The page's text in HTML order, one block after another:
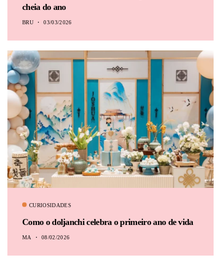
cheia do ano
BRU 03/03/2026
CURIOSIDADES
Como o doljanchi celebra o primeiro ano de vida
MA 08/02/2026